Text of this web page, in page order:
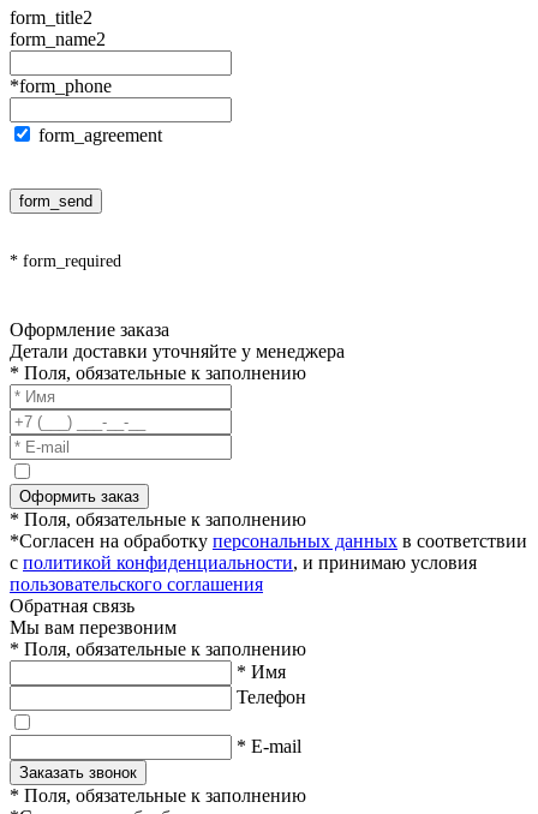
form_title2
form_name2
*form_phone
form_agreement
form_send
* form_required
Оформление заказа
Детали доставки уточняйте у менеджера
* Поля, обязательные к заполнению
Оформить заказ
* Поля, обязательные к заполнению
*Согласен на обработку персональных данных в соответствии
с политикой конфиденциальности, и принимаю условия
пользовательского соглашения
Обратная связь
Мы вам перезвоним
* Поля, обязательные к заполнению
* Имя
Телефон
* E-mail
Заказать звонок
* Поля, обязательные к заполнению